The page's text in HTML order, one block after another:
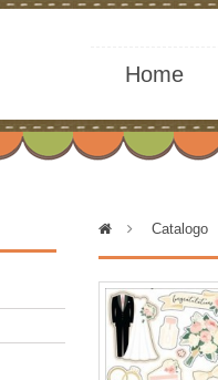
Home
> Catalogo